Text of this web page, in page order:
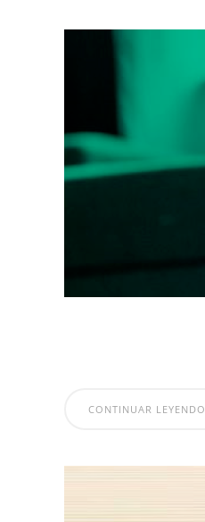
CONTINUAR LEYENDO